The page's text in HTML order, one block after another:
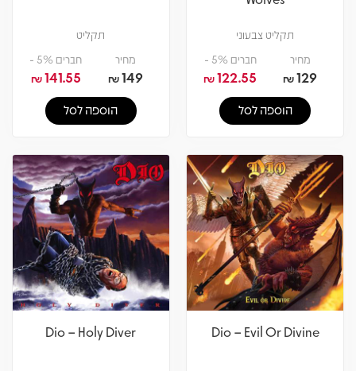
תקליט צבעוני
מחיר
129
₪
חברים 5% -
122.55
₪
הוספה לסל
תקליט
מחיר
149
₪
חברים 5% -
141.55
₪
הוספה לסל
Dio – Evil Or Divine
Dio – Holy Diver